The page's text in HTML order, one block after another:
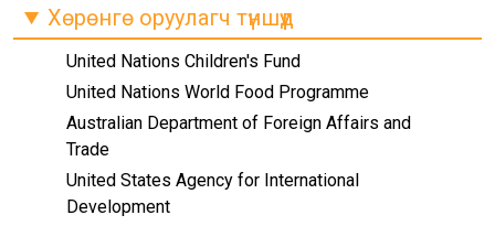
Хөрөнгө оруулагч түншүүд
United Nations Children's Fund
United Nations World Food Programme
Australian Department of Foreign Affairs and
Trade
United States Agency for International
Development